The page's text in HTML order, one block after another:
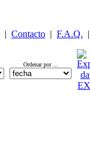
| Contacto | F.A.Q. |
Ordenar por ...